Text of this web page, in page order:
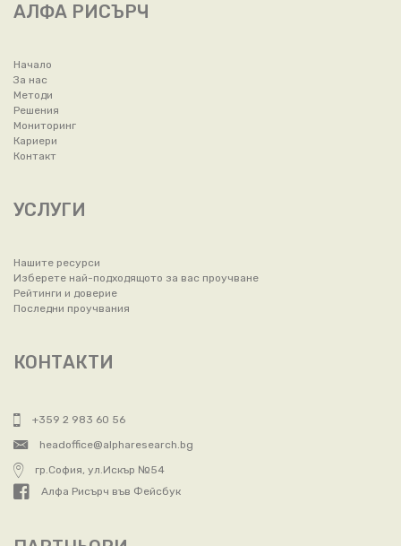
АЛФА РИСЪРЧ
Начало
За нас
Методи
Решения
Мониторинг
Кариери
Контакт
УСЛУГИ
Нашите ресурси
Изберете най-подходящото за вас проучване
Рейтинги и доверие
Последни проучвания
КОНТАКТИ
+359 2 983 60 56
headoffice@alpharesearch.bg
гр.София, ул.Искър №54
Алфа Рисърч във Фейсбук